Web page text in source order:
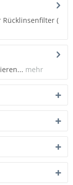
Rücklinsenfilter (
mehr